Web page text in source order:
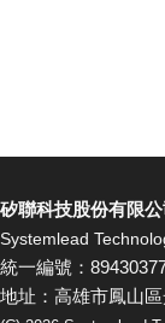
矽聯科技股份有限公
Systemlead
統一編號：
地址：高雄市鳳山